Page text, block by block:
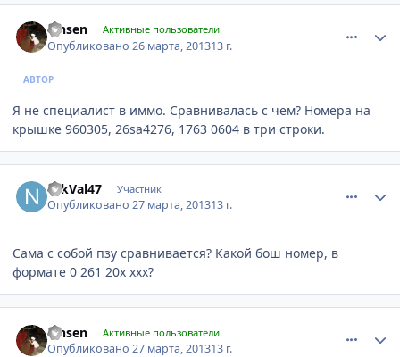
lansen Активные пользователи
Опубликовано26 марта, 201313 г.
АВТОР
Я не специалист в иммо. Сравнивалась с чем? Номера на
крышке 960305, 26sa4276, 1763 0604 в три строки.
NikVal47 Участник
Опубликовано27 марта, 201313 г.
Сама с собой пзу сравнивается? Какой бош номер, в
формате 0 261 20х ххх?
lansen Активные пользователи
Опубликовано27 марта, 201313 г.